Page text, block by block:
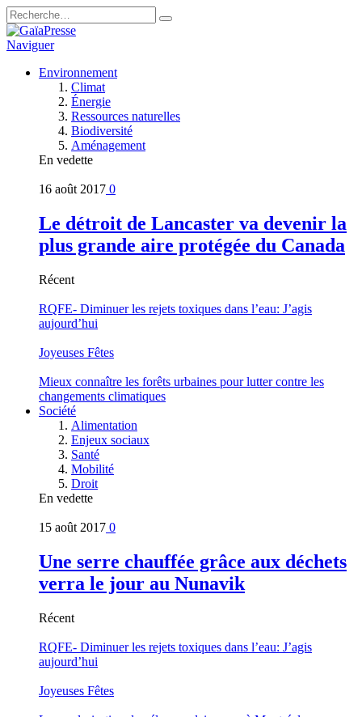
Naviguer
Environnement
Climat
Énergie
Ressources naturelles
Biodiversité
Aménagement
En vedette
16 août 2017 0
Le détroit de Lancaster va devenir la
plus grande aire protégée du Canada
Récent
RQFE- Diminuer les rejets toxiques dans l’eau: J’agis
aujourd’hui
Joyeuses Fêtes
Mieux connaître les forêts urbaines pour lutter contre les
changements climatiques
Société
Alimentation
Enjeux sociaux
Santé
Mobilité
Droit
En vedette
15 août 2017 0
Une serre chauffée grâce aux déchets
verra le jour au Nunavik
Récent
RQFE- Diminuer les rejets toxiques dans l’eau: J’agis
aujourd’hui
Joyeuses Fêtes